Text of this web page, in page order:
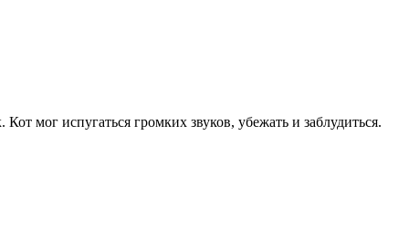
мог испугаться громких звуков, убежать и заблудиться.